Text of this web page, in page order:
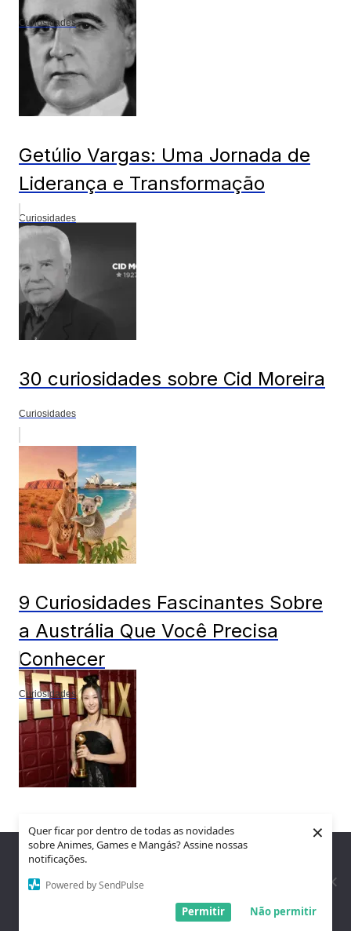
Quer ficar por dentro de todas as novidades
sobre Animes, Games e Mangás? Assine nossas
notificações.
Powered by SendPulse
Não permitir
Permitir
×
Curiosidades
Getúlio Vargas: Uma Jornada de
Liderança e Transformação
Curiosidades
30 curiosidades sobre Cid Moreira
Curiosidades
9 Curiosidades Fascinantes Sobre
a Austrália Que Você Precisa
Conhecer
Curiosidades
10 curiosidades sobre EJAE,
vencedora do Globo de Ouro com
Guerreiras do K-Pop
Nós utilizamos cookies para garantir que você tenha a melhor
experiência em nosso site. Se você continua a usar este site,
assumimos que você está satisfeito.
Entendi!